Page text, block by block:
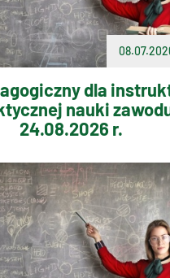
dla
nauki
24.08.2026 r.